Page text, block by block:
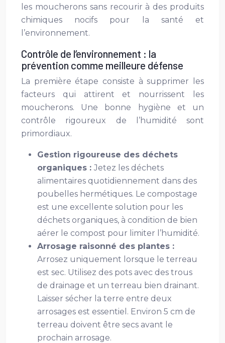
les moucherons sans recourir à des produits
chimiques nocifs pour la santé et
l’environnement.
Contrôle de l’environnement : la
prévention comme meilleure défense
La première étape consiste à supprimer les
facteurs qui attirent et nourrissent les
moucherons. Une bonne hygiène et un
contrôle rigoureux de l’humidité sont
primordiaux.
Gestion rigoureuse des déchets
organiques : Jetez les déchets
alimentaires quotidiennement dans des
poubelles hermétiques. Le compostage
est une excellente solution pour les
déchets organiques, à condition de bien
aérer le compost pour limiter l’humidité.
Arrosage raisonné des plantes :
Arrosez uniquement lorsque le terreau
est sec. Utilisez des pots avec des trous
de drainage et un terreau bien drainant.
Laisser sécher la terre entre deux
arrosages est essentiel. Environ 5 cm de
terreau doivent être secs avant le
prochain arrosage.